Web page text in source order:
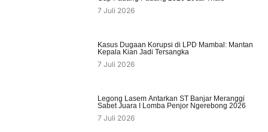
7 Juli 2026
Kasus Dugaan Korupsi di LPD Mambal: Mantan
Kepala Kian Jadi Tersangka
7 Juli 2026
Legong Lasem Antarkan ST Banjar Meranggi
Sabet Juara I Lomba Penjor Ngerebong 2026
7 Juli 2026